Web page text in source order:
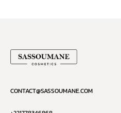
CONTACT@SASSOUMANE.COM